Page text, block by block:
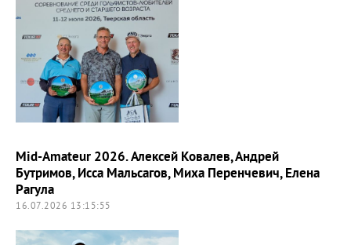
Mid-Amateur 2026. Алексей Ковалев, Андрей
Бутримов, Исса Мальсагов, Миха Перенчевич, Елена
Рагула
16.07.2026 13:15:55